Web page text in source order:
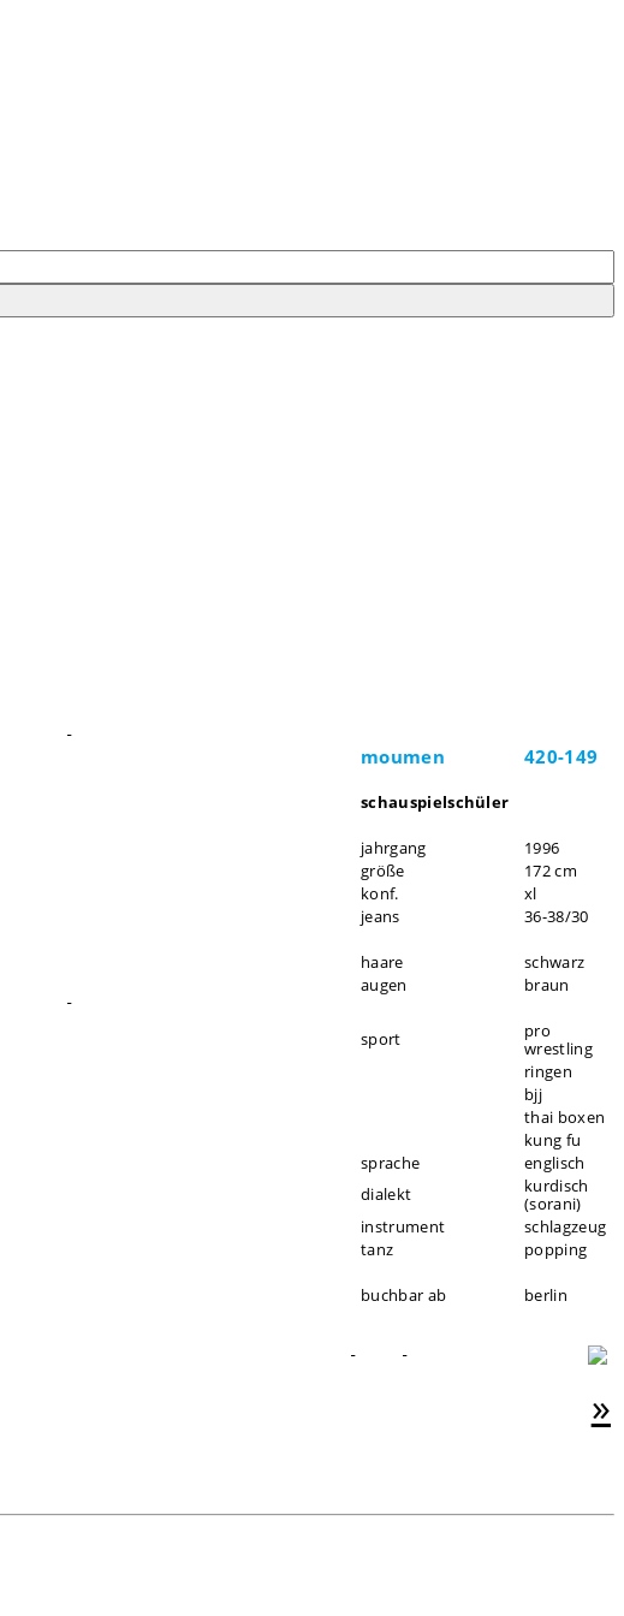
moumen 420-149
schauspielschüler
jahrgang
1996
größe
172 cm
konf.
xl
jeans
36-38/30
haare
schwarz
augen
braun
sport
pro
wrestling
ringen
bjj
thai boxen
kung fu
sprache
englisch
dialekt
kurdisch
(sorani)
instrument
schlagzeug
tanz
popping
buchbar ab berlin
»